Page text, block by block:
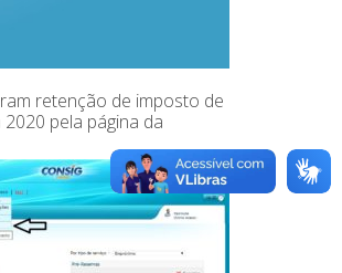
retenção de imposto de
pela página da